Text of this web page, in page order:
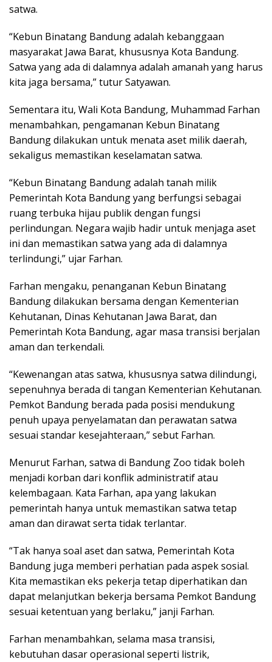
satwa.
“Kebun Binatang Bandung adalah kebanggaan
masyarakat Jawa Barat, khususnya Kota Bandung.
Satwa yang ada di dalamnya adalah amanah yang harus
kita jaga bersama,” tutur Satyawan.
Sementara itu, Wali Kota Bandung, Muhammad Farhan
menambahkan, pengamanan Kebun Binatang
Bandung dilakukan untuk menata aset milik daerah,
sekaligus memastikan keselamatan satwa.
“Kebun Binatang Bandung adalah tanah milik
Pemerintah Kota Bandung yang berfungsi sebagai
ruang terbuka hijau publik dengan fungsi
perlindungan. Negara wajib hadir untuk menjaga aset
ini dan memastikan satwa yang ada di dalamnya
terlindungi,” ujar Farhan.
Farhan mengaku, penanganan Kebun Binatang
Bandung dilakukan bersama dengan Kementerian
Kehutanan, Dinas Kehutanan Jawa Barat, dan
Pemerintah Kota Bandung, agar masa transisi berjalan
aman dan terkendali.
“Kewenangan atas satwa, khususnya satwa dilindungi,
sepenuhnya berada di tangan Kementerian Kehutanan.
Pemkot Bandung berada pada posisi mendukung
penuh upaya penyelamatan dan perawatan satwa
sesuai standar kesejahteraan,” sebut Farhan.
Menurut Farhan, satwa di Bandung Zoo tidak boleh
menjadi korban dari konflik administratif atau
kelembagaan. Kata Farhan, apa yang lakukan
pemerintah hanya untuk memastikan satwa tetap
aman dan dirawat serta tidak terlantar.
“Tak hanya soal aset dan satwa, Pemerintah Kota
Bandung juga memberi perhatian pada aspek sosial.
Kita memastikan eks pekerja tetap diperhatikan dan
dapat melanjutkan bekerja bersama Pemkot Bandung
sesuai ketentuan yang berlaku,” janji Farhan.
Farhan menambahkan, selama masa transisi,
kebutuhan dasar operasional seperti listrik,